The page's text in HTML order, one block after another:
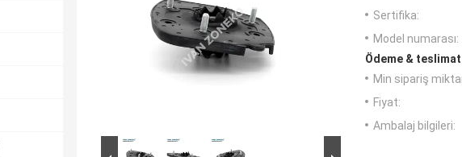
Sertifika:
Model numarası:
Ödeme &
Min sipariş
Fiyat:
Ambalaj bilgileri: